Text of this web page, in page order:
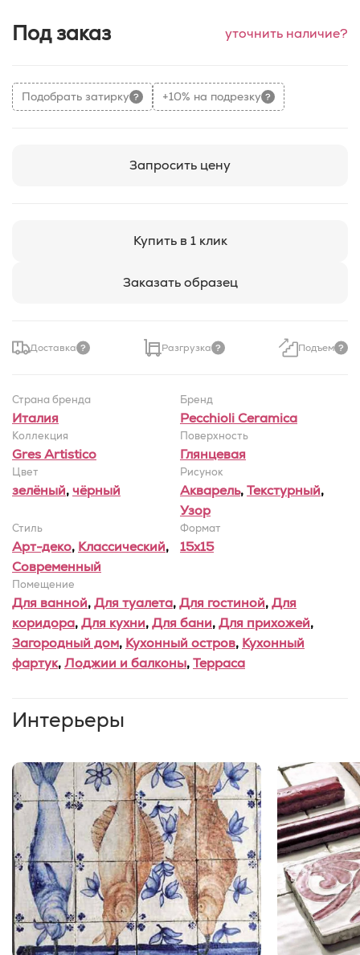
Под заказ уточнить наличие?
Подобрать затирку +10% на подрезку
Запросить цену
Купить в 1 клик
Заказать образец
Доставка Разгрузка Подъем
Страна бренда
Италия
Бренд
Pecchioli Ceramica
Коллекция
Gres Artistico
Поверхность
Глянцевая
Цвет
зелёный,чёрный
Рисунок
Акварель,Текстурный,
Узор
Стиль
Арт-деко, Классический,
Современный
Формат
15x15
Помещение
Для ванной,Для туалета,Для гостиной,Для
коридора,Для кухни,Для бани,Для прихожей,
Загородный дом, Кухонный остров, Кухонный
фартук,Лоджии и балконы,Терраса
Интерьеры